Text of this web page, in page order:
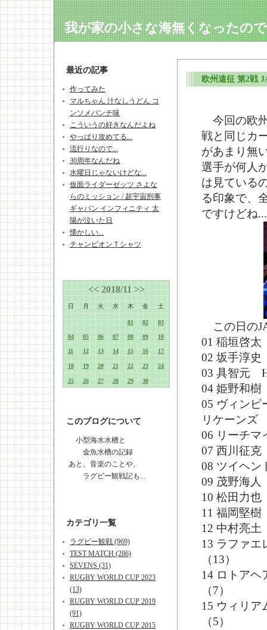
我が家の小さな海無くなったの
最近の記事
作ってみた
マルちゃん 汁なしうどん コ
ンソメパンチ味
こういうの好きなんだよね
やっぱり攻めてる...
流行りなので...
30周年なんだね
水曜日じゃないけどな...
仮面ライダーゼッツ さよな
らのミッション / 超宇宙刑事
ギャバン インフィニティ 太
陽が泣いた日
懐かしい...
チャンピオンＴシャツ
<< 2018/11 >>
日 月 火 水 木 金 土
01 02 03
04 05 06 07 08 09 10
11 12 13 14 15 16 17
18 19 20 21 22 23 24
25 26 27 28 29 30
このブログについて
小型海水水槽と
金魚水槽の記録
あと、音楽のことや、
ラグビー観戦記も...
カテゴリ一覧
ラグビー観戦 (969)
TEST MATCH (286)
SEVENS (31)
RUGBY WORLD CUP 2023
(13)
RUGBY WORLD CUP 2019
(91)
RUGBY WORLD CUP 2015
欧州遠征 第2戦
今回の欧
戦と同じカ
があまり無
選手が何人
は見ている
る印象で、
ですけどね
この日の
01 稲垣啓
02 坂手淳
03 具智元
04 姫野和
05 ヴィン
リケーンズ
06 リーチ
07 西川征
08 ツイヘ
09 茂野海
10 松田力
11 福岡堅
12 中村亮
13 ラファ
（13）
14 ロトア
（7）
15 ウィリ
（5）